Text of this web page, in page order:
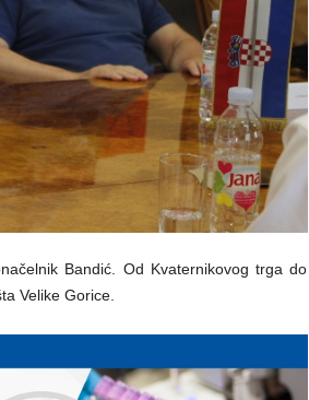
Bandić. Od Kvaternikovog trga do
Velike Gorice.